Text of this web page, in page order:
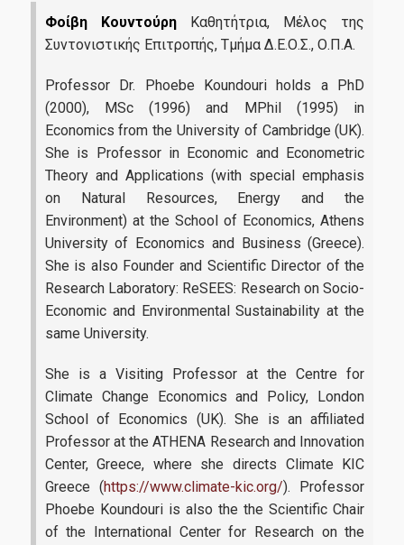
Εργαστήριο Παρακολούθησης και Ανάλυσης Ευρωπαϊκών
Υποθέσεων (EUROLAB)
Εργαστήριο Διεθνών Οικονομικών Σχέσεων (LINER)
United Nations (UN) Sustainable Development Solutions
Network (SDSN)
Eit Climate Kic Hub Greece
Working Papers
Διασφάλιση Ποιότητας
Δεδομένα Ποιότητας
ΜΟ.ΔΙ.Π.
Πιστοποίηση
Πολιτική Ποιότητας
Φοίβη Κουντούρη
Καθητήτρια, Μέλος της
Συντονιστικής Επιτροπής, Τμήμα Δ.Ε.Ο.Σ., Ο.Π.Α.
Professor Dr. Phoebe Koundouri holds a PhD
(2000), MSc (1996) and MPhil (1995) in
Economics from the University of Cambridge (UK).
She is Professor in Economic and Econometric
Theory and Applications (with special emphasis
on Natural Resources, Energy and the
Environment) at the School of Economics, Athens
University of Economics and Business (Greece).
She is also Founder and Scientific Director of the
Research Laboratory: ReSEES: Research on Socio-
Economic and Environmental Sustainability at the
same University.
She is a Visiting Professor at the Centre for
Climate Change Economics and Policy, London
School of Economics (UK). She is an affiliated
Professor at the ATHENA Research and Innovation
Center, Greece, where she directs Climate KIC
Greece (https://www.climate-kic.org/). Professor
Phoebe Koundouri is also the the Scientific Chair
of the International Center for Research on the